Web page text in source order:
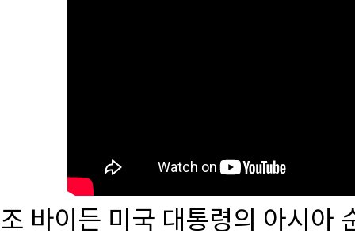
조 바이든 미국 대통령의 아시아